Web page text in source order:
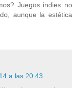
Juegos indies no
aunque la estética
a las 20:43